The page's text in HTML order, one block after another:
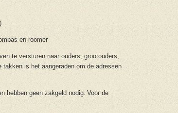
en roomer
te versturen naar ouders, grootouders,
takken is het aangeraden om de adressen
hebben geen zakgeld nodig. Voor de